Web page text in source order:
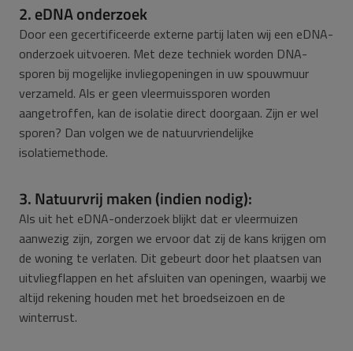
2. eDNA onderzoek
Door een gecertificeerde externe partij laten wij een eDNA-
onderzoek uitvoeren. Met deze techniek worden DNA-
sporen bij mogelijke invliegopeningen in uw spouwmuur
verzameld. Als er geen vleermuissporen worden
aangetroffen, kan de isolatie direct doorgaan. Zijn er wel
sporen? Dan volgen we de natuurvriendelijke
isolatiemethode.
3. Natuurvrij maken (indien nodig):
Als uit het eDNA-onderzoek blijkt dat er vleermuizen
aanwezig zijn, zorgen we ervoor dat zij de kans krijgen om
de woning te verlaten. Dit gebeurt door het plaatsen van
uitvliegflappen en het afsluiten van openingen, waarbij we
altijd rekening houden met het broedseizoen en de
winterrust.